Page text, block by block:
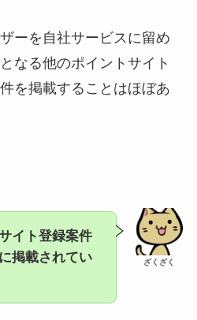
ーを自社サービスに留め
なる他のポイントサイト
を掲載することはほぼあ
ざくざく
イト登録案件
掲載されてい